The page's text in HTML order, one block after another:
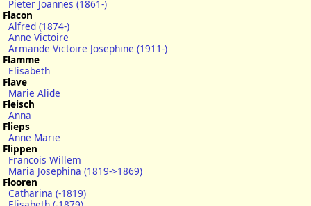
Pieter Joannes (1861-)
Flacon
Alfred (1874-)
Anne Victoire
Armande Victoire Josephine (1911-)
Flamme
Elisabeth
Flave
Marie Alide
Fleisch
Anna
Flieps
Anne Marie
Flippen
Francois Willem
Maria Josephina (1819->1869)
Flooren
Catharina (-1819)